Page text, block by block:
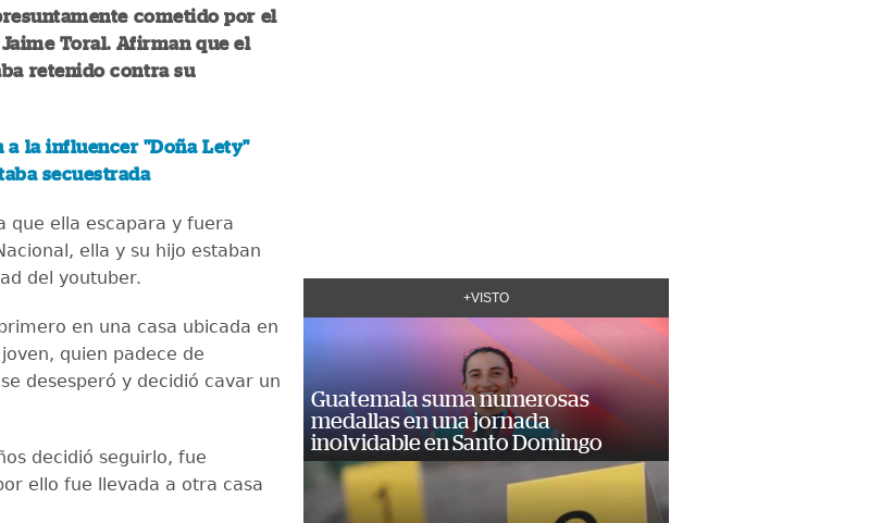
cometido por el
Toral. Afirman que el
retenido contra su
a la influencer "Doña Lety"
secuestrada
que ella escapara y fuera
ella y su hijo estaban
del youtuber.
en una casa ubicada en
quien padece de
desesperó y decidió cavar un
decidió seguirlo, fue
ello fue llevada a otra casa
+VISTO
Guatemala suma numerosas
medallas en una jornada
inolvidable en Santo Domingo